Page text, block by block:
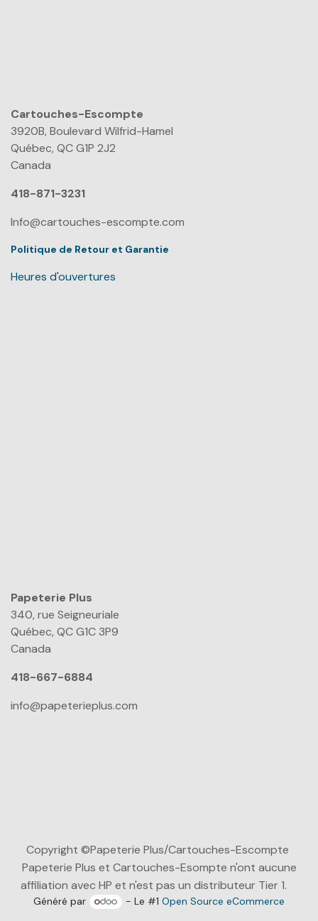
Cartouches-Escompte
3920B, Boulevard Wilfrid-Hamel
Québec, QC G1P 2J2
Canada
418-871-3231
Info@cartouches-escompte.com
Politique de Retour et Garantie
Heures d'ouvertures
Papeterie Plus​
340, rue Seigneuriale
Québec, QC G1C 3P9
Canada
418-667-6884
info@papeterieplus.com
Copyright ©Papeterie Plus/Cartouches-Escompte
Papeterie Plus et Cartouches-Esompte n'ont aucune
affiliation avec HP et n'est pas un distributeur Tier 1.
Généré par - Le #1Open Source eCommerce